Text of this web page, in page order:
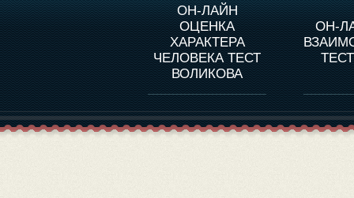
ОН-ЛАЙН
ОЦЕНКА
ХАРАКТЕРА
ЧЕЛОВЕКА ТЕСТ
ВОЛИКОВА
ОН-
О ПРОГРАММЕ
ОЦЕНКА ХАРАКТЕРA
ЧЕЛОВЕКА
ОЦЕНКА ХАРАКТЕРА
ВЫДАЮЩИХСЯ
ЛИЧНОСТЕЙ